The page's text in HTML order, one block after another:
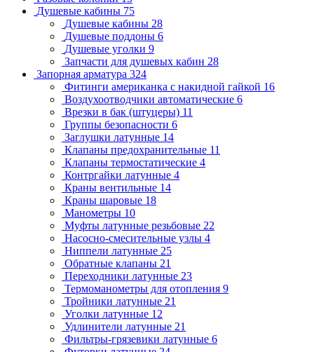
Душевые кабины 75
Душевые кабины 28
Душевые поддоны 6
Душевые уголки 9
Запчасти для душевых кабин 28
Запорная арматура 324
Фитинги американка с накидной гайкой 16
Воздухоотводчики автоматические 6
Врезки в бак (штуцеры) 11
Группы безопасности 6
Заглушки латунные 14
Клапаны предохранительные 11
Клапаны термостатические 4
Контргайки латунные 4
Краны вентильные 14
Краны шаровые 18
Манометры 10
Муфты латунные резьбовые 22
Насосно-смесительные узлы 4
Ниппели латунные 25
Обратные клапаны 21
Переходники латунные 23
Термоманометры для отопления 9
Тройники латунные 21
Уголки латунные 12
Удлинители латунные 21
Фильтры-грязевики латунные 6